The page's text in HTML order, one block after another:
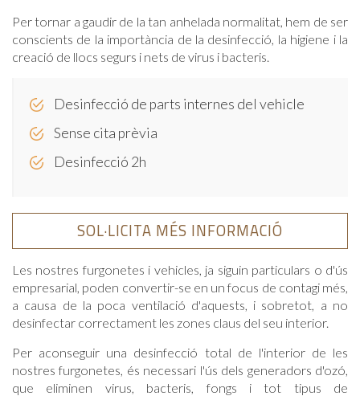
Per tornar a gaudir de la tan anhelada normalitat, hem de ser
conscients de la importància de la desinfecció, la higiene i la
creació de llocs segurs i nets de virus i bacteris.
Desinfecció de parts internes del vehicle
Sense cita prèvia
Desinfecció 2h
SOL·LICITA MÉS INFORMACIÓ
Les nostres furgonetes i vehicles, ja siguin particulars o d'ús
empresarial, poden convertir-se en un focus de contagi més,
a causa de la poca ventilació d'aquests, i sobretot, a no
desinfectar correctament les zones claus del seu interior.
Per aconseguir una desinfecció total de l'interior de les
nostres furgonetes, és necessari l'ús dels generadors d'ozó,
que eliminen virus, bacteris, fongs i tot tipus de